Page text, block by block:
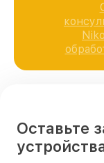
Оставьте